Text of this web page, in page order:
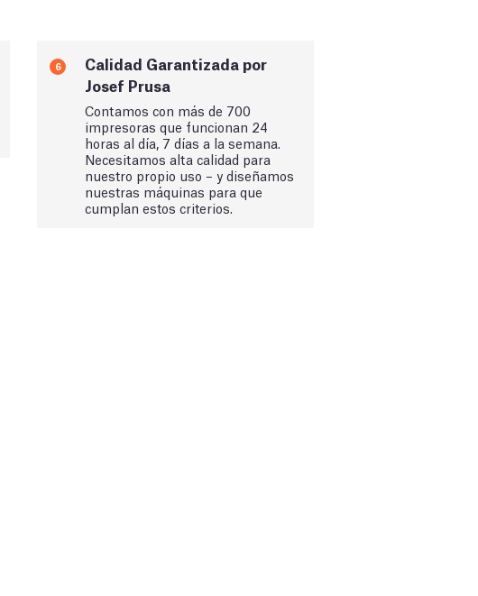
6
Calidad Garantizada por
Josef Prusa
Contamos con más de 700
impresoras que funcionan 24
horas al día, 7 días a la semana.
Necesitamos alta calidad para
nuestro propio uso – y diseñamos
nuestras máquinas para que
cumplan estos criterios.